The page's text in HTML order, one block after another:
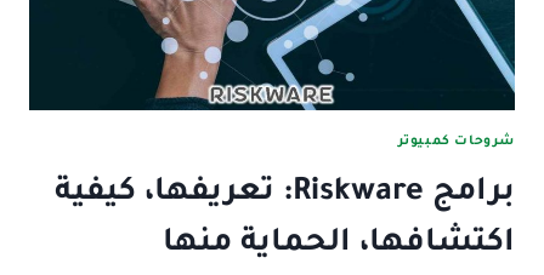
شروحات كمبيوتر
برامج Riskware: تعريفها، كيفية
اكتشافها، الحماية منها